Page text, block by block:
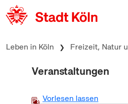
zum Inhalt springen
Leben in Köln Freizeit, Natur
Veranstaltungen
Vorlesen lassen